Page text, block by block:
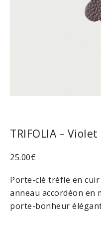
TRIFOLIA – Violet
25.00€
Porte-clé trèfle en
anneau accordéon en
porte-bonheur